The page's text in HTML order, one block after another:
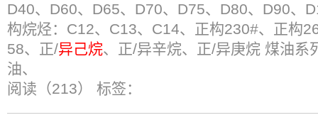
D40、D60、D65、D70、D75、D80、D90、
构烷烃：C12、C13、C14、正构230#、正构
58、正/异己烷、正/异辛烷、正/异庚烷 煤油系
油、
阅读（213） 标签：